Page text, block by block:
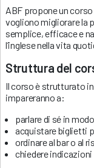
ABF propone un
vogliono migliorare la
semplice, efficace e
l’inglese nella vita
Struttura del
Il corso è strutturato
impareranno a:
parlare di sé in
acquistare biglietti
ordinare al bar o al
chiedere